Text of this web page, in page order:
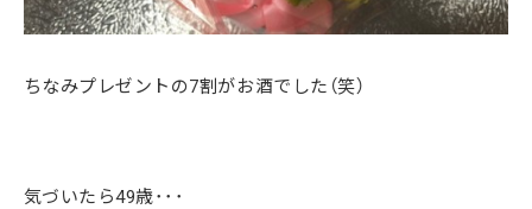
ちなみプレゼントの7割がお酒でした（笑）
気づいたら49歳･･･